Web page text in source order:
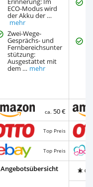
ECO-Modus wird
der Akku der …
mehr
Zwei-Wege-
Gesprächs- und
Fernbereichsunter
stützung:
Ausgestattet mit
dem … mehr
ca. 50 €
Top Preis
Top Preis
Angebotsübersicht